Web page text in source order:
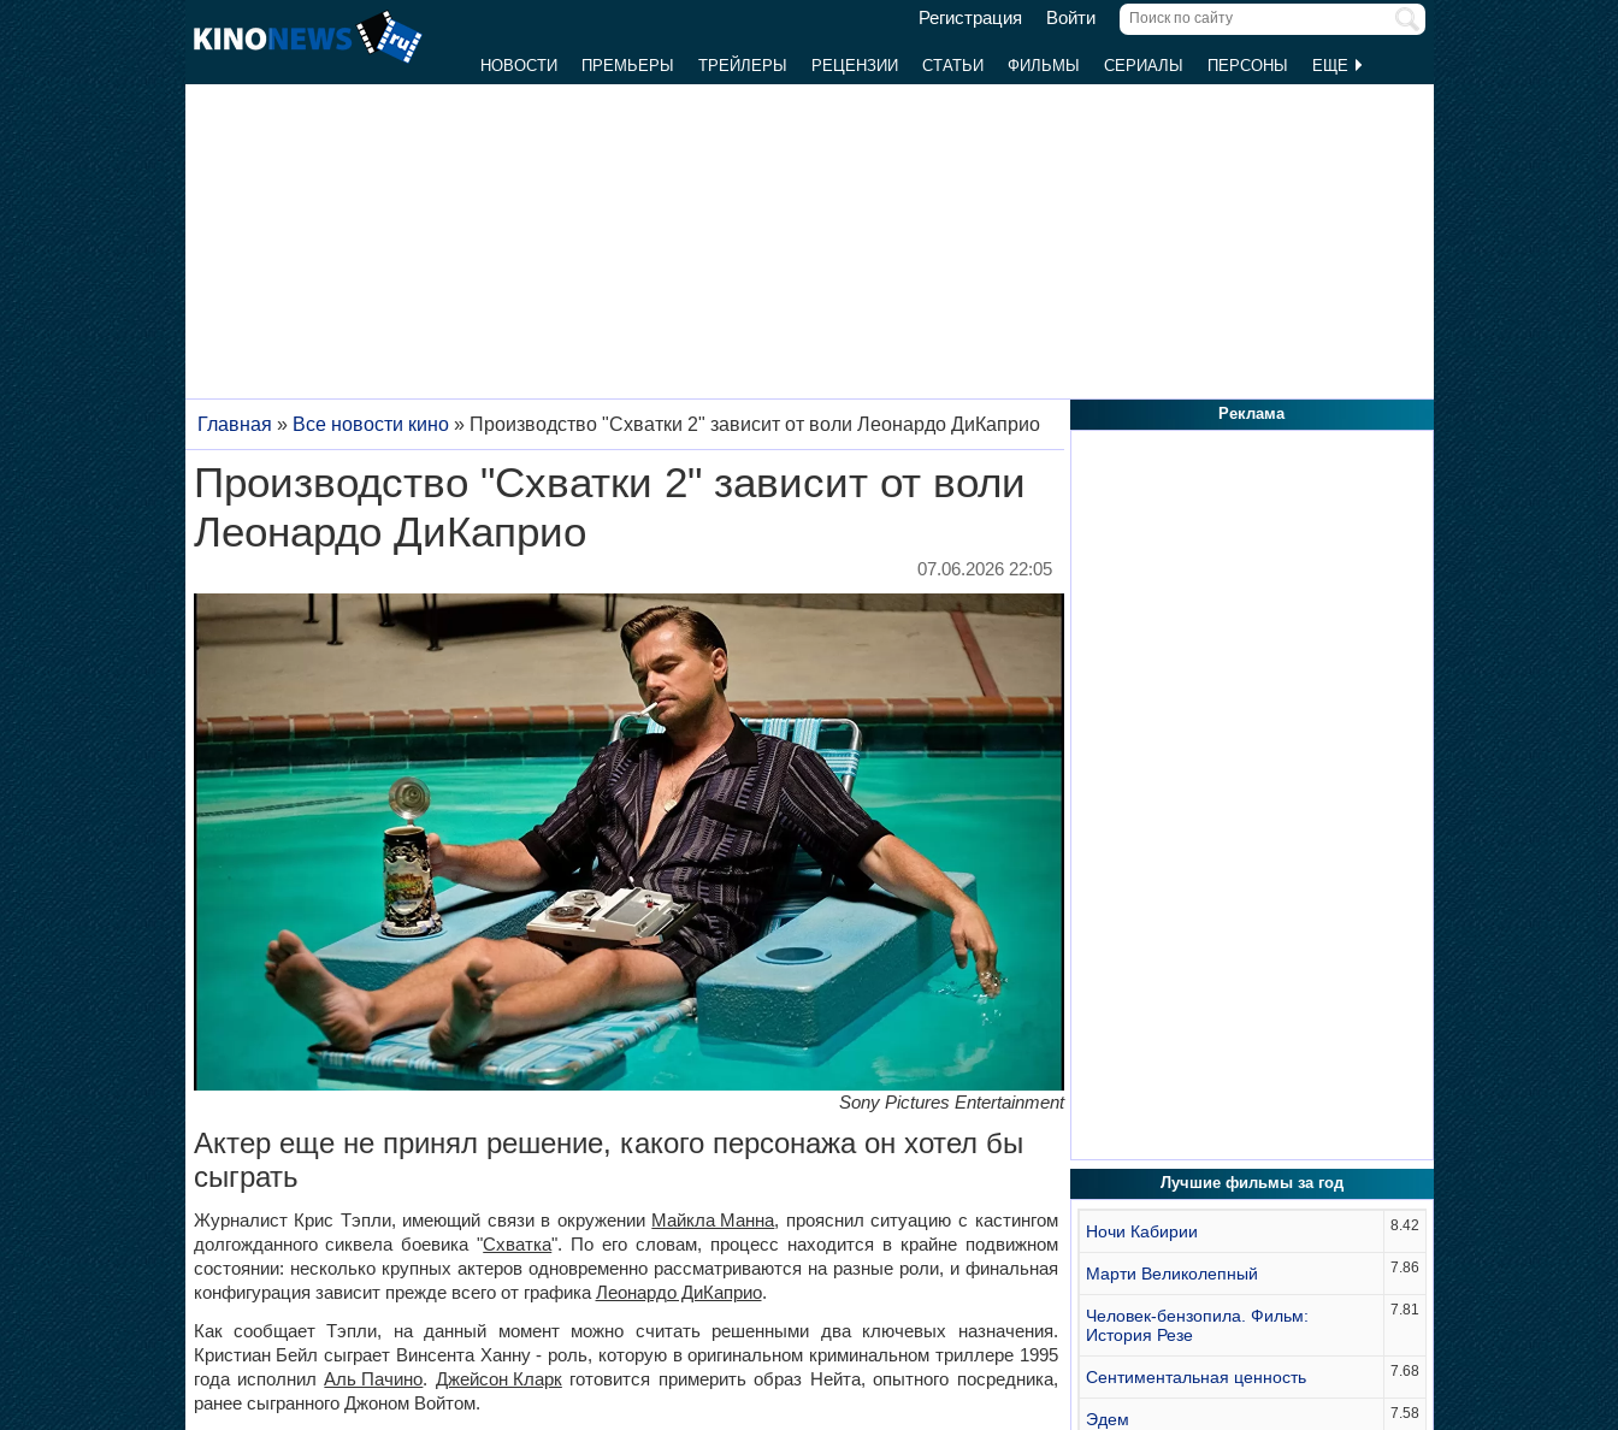
Регистрация Войти
НОВОСТИ ПРЕМЬЕРЫ ТРЕЙЛЕРЫ РЕЦЕНЗИИ СТАТЬИ ФИЛЬМЫ СЕРИАЛЫ ПЕРСОНЫ ЕЩЕ
Главная » Все новости кино» Производство "Схватки 2" зависит от воли Леонардо ДиКаприо
Производство "Схватки 2" зависит от воли
Леонардо ДиКаприо
07.06.2026 22:05
Sony Pictures Entertainment
Актер еще не принял решение, какого персонажа он хотел бы
сыграть
Журналист Крис Тэпли, имеющий связи в окружении Майкла Манна, прояснил ситуацию с кастингом
долгожданного сиквела боевика "Схватка". По его словам, процесс находится в крайне подвижном
состоянии: несколько крупных актеров одновременно рассматриваются на разные роли, и финальная
конфигурация зависит прежде всего от графика Леонардо ДиКаприо.
Как сообщает Тэпли, на данный момент можно считать решенными два ключевых назначения.
Кристиан Бейл сыграет Винсента Ханну - роль, которую в оригинальном криминальном триллере 1995
года исполнилАль Пачино. Джейсон Кларкготовится примерить образ Нейта, опытного посредника,
ранее сыгранного Джоном Войтом.
Реклама
Лучшие фильмы за год
Ночи Кабирии 8.42
Марти Великолепный 7.86
Человек-бензопила. Фильм:
История Резе
7.81
Сентиментальная ценность 7.68
Эдем 7.58